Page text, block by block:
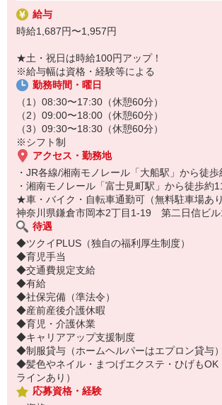
※ドライヤーかけ
※体調確認
※その他記録、備品管理など
★＼3名体制で安心／
お客様一人ひとりに寄り添った介護サービスを
勤のみで働きたい方におすすめの仕事です。ヘ
ー・看護職員の3名でケアを行うため、安心して
制です。お客様から直接感謝の言葉を頂ける機
を感じられます。
給与
時給1,687円〜1,957円
★土・祝日は時給100円アップ！
※給与幅は資格・経験等による
勤務時間・曜日
（1）08:30〜17:30（休憩60分）
（2）09:00〜18:00（休憩60分）
（3）09:30〜18:30（休憩60分）
※シフト制
アクセス・勤務地
・JR各線/湘南モノレール「大船駅」から徒歩
・湘南モノレール「富士見町駅」から徒歩約
★車・バイク・自転車通勤可（無料駐車場あり
神奈川県鎌倉市岡本2丁目1-19 第二日信ビル
待遇
◆ツクイPLUS（独自の福利厚生制度）
◆育児手当
◆交通費規定支給
◆有給
◆社保完備（準法令）
◆産前産後介護休暇
◆育児・介護休業
◆キャリアアップ支援制度
◆制服貸与（ホームヘルパーはエプロン貸与）
◆髪色やネイル・まつげエクステ・ひげも
ラインあり）
応募資格・経験